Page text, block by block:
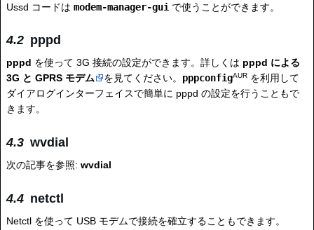
Ussd コードは modem-manager-gui で使うことができます。
pppd
pppd を使って 3G 接続の設定ができます。詳しくは pppd による
3G と GPRS モデム
を見てください。 pppconfigAUR を利用して
ダイアログインターフェイスで簡単に pppd の設定を行うこともで
きます。
wvdial
次の記事を参照: wvdial
netctl
Netctl を使って USB モデムで接続を確立することもできます。